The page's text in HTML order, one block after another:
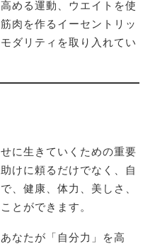
める運動、ウエイトを使
肉を作るイーセントリッ
ダリティを取り入れてい
に生きていくための重要
けに頼るだけでなく、自
、健康、体力、美しさ、
とができます。
なたが「自分力」を高